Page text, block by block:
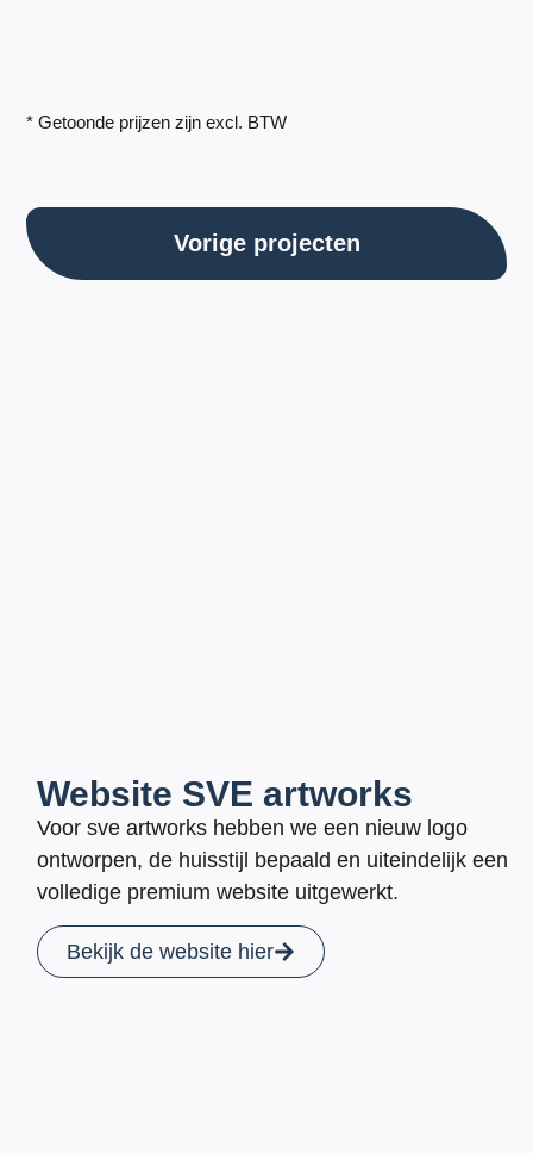
* Getoonde prijzen zijn excl. BTW
Vorige projecten
Website SVE artworks
Voor sve artworks hebben we een nieuw logo
ontworpen, de huisstijl bepaald en uiteindelijk een
volledige premium website uitgewerkt.
Bekijk de website hier